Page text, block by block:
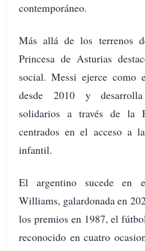
contemporáneo.
Más allá de los terrenos
Princesa de Asturias
social. Messi ejerce como
desde 2010 y desarrolla
solidarios a través de la
centrados en el acceso a
infantil.
El argentino sucede en
Williams, galardonada en
los premios en 1987, el
reconocido en cuatro